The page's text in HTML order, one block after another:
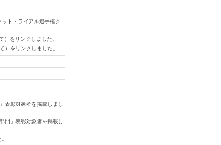
トトライアル選手権ク
）をリンクしました。
）をリンクしました。
表彰対象者を掲載しまし
門」表彰対象者を掲載し